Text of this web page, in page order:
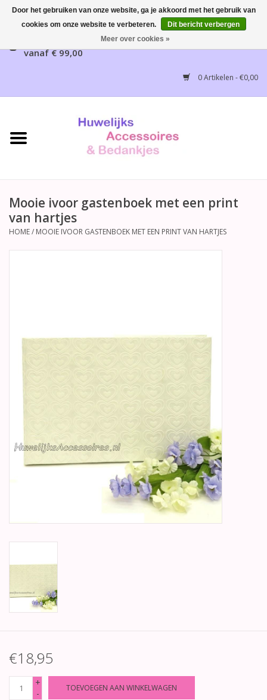
Gratis verzending mogelijk, NL vanaf € 65,00, België
vanaf € 99,00
0 Artikelen - €0,00
Home
Bruidsaccessoires
Huwelijksreceptie
Communie
Mooie ivoor gastenboek met een print
van hartjes
HOME/ MOOIE IVOOR GASTENBOEK MET EEN PRINT VAN HARTJES
€18,95
+
-
TOEVOEGEN AAN WINKELWAGEN
Door het gebruiken van onze website, ga je akkoord met het gebruik van
cookies om onze website te verbeteren.
Dit bericht verbergen
Meer over cookies »